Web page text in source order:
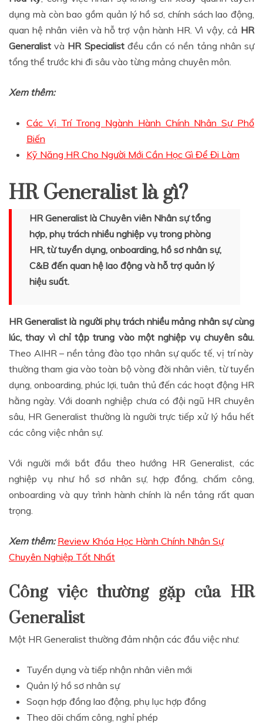
dụng mà còn bao gồm quản lý hồ sơ, chính sách lao động,
quan hệ nhân viên và hỗ trợ vận hành HR. Vì vậy, cả HR
Generalist và HR Specialistđều cần có nền tảng nhân sự
tổng thể trước khi đi sâu vào từng mảng chuyên môn.
Xem thêm:
Các Vị Trí Trong Ngành Hành Chính Nhân Sự Phổ
Biến
Kỹ Năng HR Cho Người Mới Cần Học Gì Để Đi Làm
HR Generalist là gì?
HR Generalist là Chuyên viên Nhân sự tổng
hợp, phụ trách nhiều nghiệp vụ trong phòng
HR, từ tuyển dụng, onboarding, hồ sơ nhân sự,
C&B đến quan hệ lao động và hỗ trợ quản lý
hiệu suất.
HR Generalist là người phụ trách nhiều mảng nhân sự cùng
lúc, thay vì chỉ tập trung vào một nghiệp vụ chuyên sâu.
Theo AIHR – nền tảng đào tạo nhân sự quốc tế, vị trí này
thường tham gia vào toàn bộ vòng đời nhân viên, từ tuyển
dụng, onboarding, phúc lợi, tuân thủ đến các hoạt động HR
hằng ngày. Với doanh nghiệp chưa có đội ngũ HR chuyên
sâu, HR Generalist thường là người trực tiếp xử lý hầu hết
các công việc nhân sự.
Với người mới bắt đầu theo hướng HR Generalist, các
nghiệp vụ như hồ sơ nhân sự, hợp đồng, chấm công,
onboarding và quy trình hành chính là nền tảng rất quan
trọng.
Xem thêm: Review Khóa Học Hành Chính Nhân Sự
Chuyên Nghiệp Tốt Nhất
Công việc thường gặp của HR
Generalist
Một HR Generalist thường đảm nhận các đầu việc như:
Tuyển dụng và tiếp nhận nhân viên mới
Quản lý hồ sơ nhân sự
Soạn hợp đồng lao động, phụ lục hợp đồng
Theo dõi chấm công, nghỉ phép